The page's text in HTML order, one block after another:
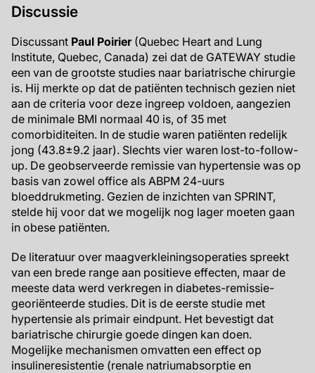
Discussie
Discussant Paul Poirier (Quebec Heart and Lung
Institute, Quebec, Canada) zei dat de GATEWAY studie
een van de grootste studies naar bariatrische chirurgie
is. Hij merkte op dat de patiënten technisch gezien niet
aan de criteria voor deze ingreep voldoen, aangezien
de minimale BMI normaal 40 is, of 35 met
comorbiditeiten. In de studie waren patiënten redelijk
jong (43.8±9.2 jaar). Slechts vier waren lost-to-follow-
up. De geobserveerde remissie van hypertensie was op
basis van zowel office als ABPM 24-uurs
bloeddrukmeting. Gezien de inzichten van SPRINT,
stelde hij voor dat we mogelijk nog lager moeten gaan
in obese patiënten.
De literatuur over maagverkleiningsoperaties spreekt
van een brede range aan positieve effecten, maar de
meeste data werd verkregen in diabetes-remissie-
georiënteerde studies. Dit is de eerste studie met
hypertensie als primair eindpunt. Het bevestigt dat
bariatrische chirurgie goede dingen kan doen.
Mogelijke mechanismen omvatten een effect op
insulineresistentie (renale natriumabsorptie en